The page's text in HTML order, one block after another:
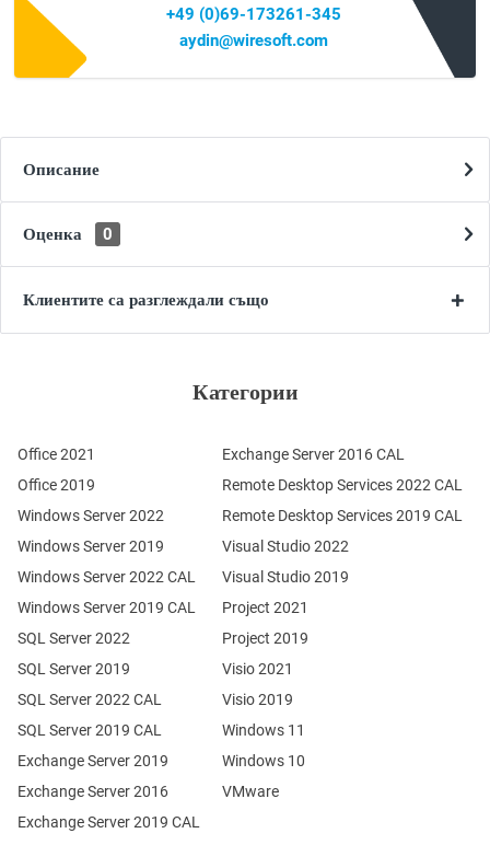
+49 (0)69-173261-345
aydin@wiresoft.com
Описание
Оценка 0
Клиентите са разглеждали също
Категории
Office 2021
Office 2019
Windows Server 2022
Windows Server 2019
Exchange Server 2019
Exchange Server 2016
SQL Server 2022
SQL Server 2019
Windows Server 2022 CAL
Windows Server 2019 CAL
SQL Server 2022 CAL
SQL Server 2019 CAL
Remote Desktop Services 2022 CAL
Remote Desktop Services 2019 CAL
Exchange Server 2019 CAL
Exchange Server 2016 CAL
Visual Studio 2022
Visual Studio 2019
Project 2021
Project 2019
Visio 2021
Visio 2019
Windows 11
Windows 10
VMware